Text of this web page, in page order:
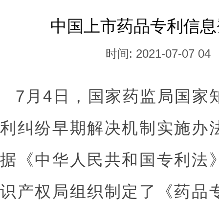
中国上市药品专利信
时间: 2021-07-07 04
7月4日，国家药监局国家
利纠纷早期解决机制实施办
据《中华人民共和国专利法
识产权局组织制定了《药品